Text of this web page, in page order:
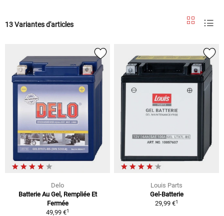
13 Variantes d'articles
Delo
Batterie Au Gel, Rempliée Et
Fermée
49,99 €1
Louis Parts
Gel-Batterie
29,99 €1